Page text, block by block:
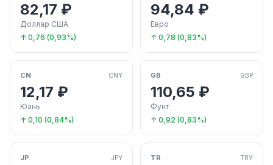
82,17 ₽
Доллар США
↑ 0,76 (0,93%)
94,84 ₽
Евро
↑ 0,78 (0,83%)
CN CNY
12,17 ₽
Юань
↑ 0,10 (0,84%)
GB GBP
110,65 ₽
Фунт
↑ 0,92 (0,83%)
JP JPY TR TRY